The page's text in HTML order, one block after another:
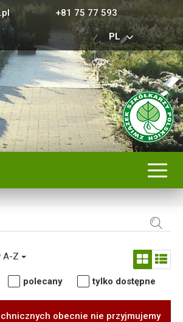
+81 75 77 593
PL
A-Z
polecany tylko dostępne
obecnie nie przyjmujemy